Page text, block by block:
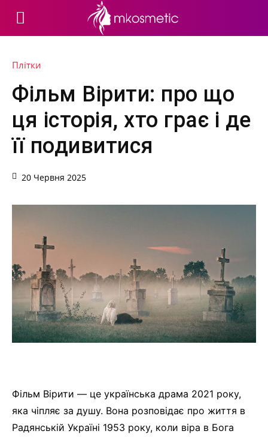
Плітки
Фільм Вірити: про що
ця історія, хто грає і де
її подивитися
20 Червня 2025
Фільм Вірити — це українська драма 2021 року,
яка чіпляє за душу. Вона розповідає про життя в
Радянській Україні 1953 року, коли віра в Бога